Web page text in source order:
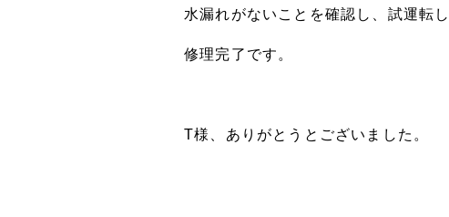
水漏れがないことを確認し、試運転
修理完了です。
T様、ありがとうとございました。